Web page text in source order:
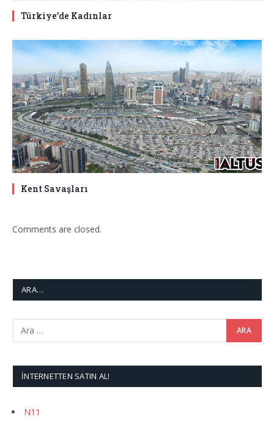
Türkiye’de Kadınlar
Kent Savaşları
Comments are closed.
ARA…
İNTERNETTEN SATIN AL!
N11